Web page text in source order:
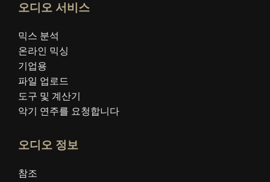
오디오 서비스
믹스 분석
온라인 믹싱
기업용
파일 업로드
도구 및 계산기
악기 연주를 요청합니다
오디오 정보
참조